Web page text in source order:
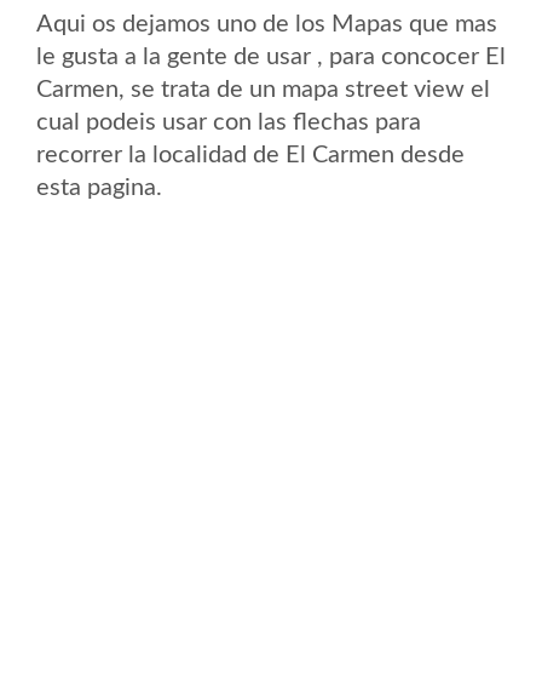
Aqui os dejamos uno de los Mapas que mas
le gusta a la gente de usar , para concocer El
Carmen, se trata de un mapa street view el
cual podeis usar con las flechas para
recorrer la localidad de El Carmen desde
esta pagina.